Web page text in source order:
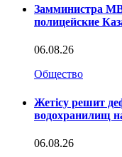
Замминистра
полицейские
06.08.26
Общество
Жетісу решит
водохранилищ
06.08.26